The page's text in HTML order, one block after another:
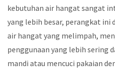
kebutuhan air hangat sangat
yang lebih besar, perangkat ini
air hangat yang melimpah,
penggunaan yang lebih sering
mandi atau mencuci pakaian